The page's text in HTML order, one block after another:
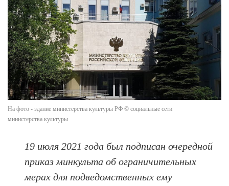
На фото - здание министерства культуры РФ © социальные сети
министерства культуры
19 июля 2021 года был подписан очередной
приказ минкульта об ограничительных
мерах для подведомственных ему